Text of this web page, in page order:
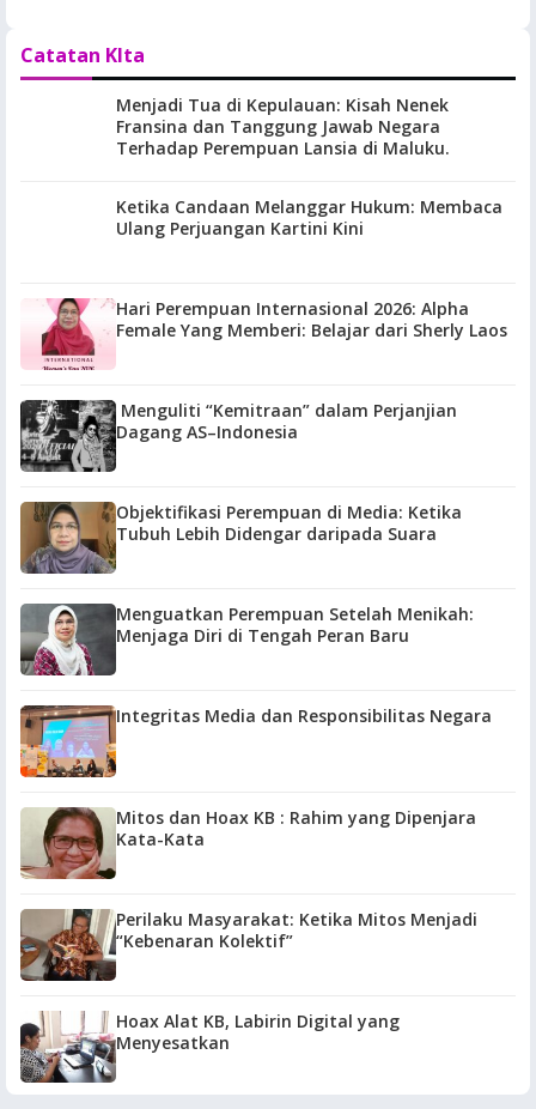
Catatan KIta
Menjadi Tua di Kepulauan: Kisah Nenek
Fransina dan Tanggung Jawab Negara
Terhadap Perempuan Lansia di Maluku.
Ketika Candaan Melanggar Hukum: Membaca
Ulang Perjuangan Kartini Kini
Hari Perempuan Internasional 2026: Alpha
Female Yang Memberi: Belajar dari Sherly Laos
Menguliti “Kemitraan” dalam Perjanjian
Dagang AS–Indonesia
Objektifikasi Perempuan di Media: Ketika
Tubuh Lebih Didengar daripada Suara
Menguatkan Perempuan Setelah Menikah:
Menjaga Diri di Tengah Peran Baru
Integritas Media dan Responsibilitas Negara
Mitos dan Hoax KB : Rahim yang Dipenjara
Kata-Kata
Perilaku Masyarakat: Ketika Mitos Menjadi
“Kebenaran Kolektif”
Hoax Alat KB, Labirin Digital yang
Menyesatkan